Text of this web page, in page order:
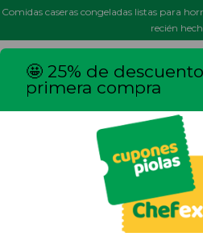
Comidas caseras congeladas listas para
recién
🤩 25% de
primera compra